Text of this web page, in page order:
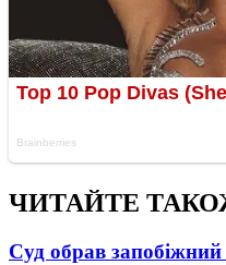
ЧИТАЙТЕ
Суд обрав